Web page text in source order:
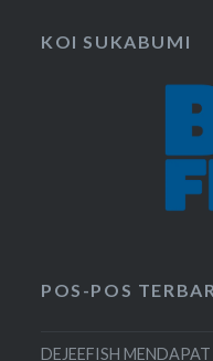
KOI SUKABUMI
POS-POS
DEJEEFISH